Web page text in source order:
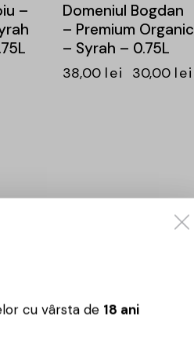
–
Domeniul Bogdan
– Premium Organic
– Syrah – 0.75L
38,00 lei 30,00 lei
–
–cu vârsta de 18 ani